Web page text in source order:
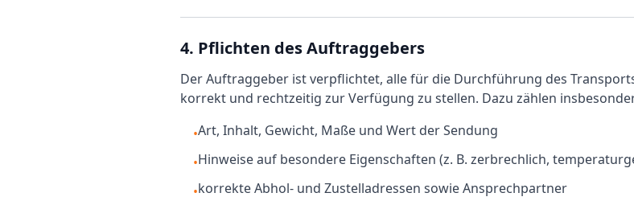
4. Pflichten des Auftraggebers
Der Auftraggeber ist verpflichtet, alle für die Durchführung des
korrekt und rechtzeitig zur Verfügung zu stellen. Dazu zählen
•Art, Inhalt, Gewicht, Maße und Wert der Sendung
•Hinweise auf besondere Eigenschaften (z. B. zerbrechlich,
•korrekte Abhol- und Zustelladressen sowie Ansprechpartner